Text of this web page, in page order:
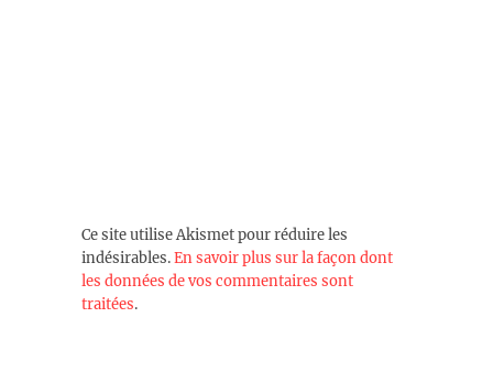
Ce site utilise Akismet pour réduire les
indésirables.En savoir plus sur la façon dont
les données de vos commentaires sont
traitées.